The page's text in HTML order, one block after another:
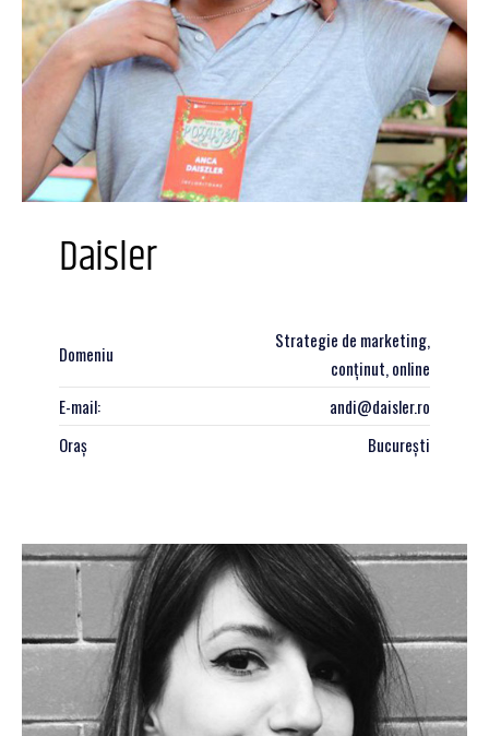
Daisler
Domeniu
Strategie de marketing,
conținut, online
E-mail:
andi@daisler.ro
Oraș
București